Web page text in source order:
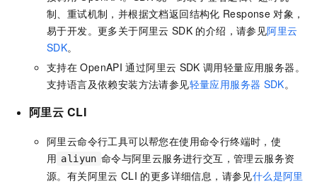
制、重试机制，并根据文档返回结构化 Response 对象，
易于开发。更多关于阿里云 SDK 的介绍，请参见阿里云
SDK。
支持在 OpenAPI 通过阿里云 SDK 调用轻量应用服务器 。
支持语言及依赖安装方法请参见轻量应用服务器 SDK。
阿里云 CLI
阿里云命令行工具可以帮您在使用命令行终端时，使
用 aliyun 命令与阿里云服务进行交互，管理云服务资
源。有关阿里云 CLI 的更多详细信息，请参见什么是阿里